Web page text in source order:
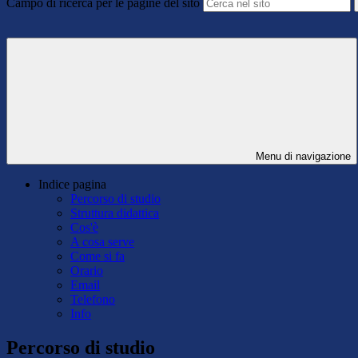
Campo di ricerca per le pagine del sito
Menu di navigazione
Indice pagina
Percorso di studio
Struttura didattica
Cos'è
A cosa serve
Come si fa
Orario
Email
Telefono
Info
Percorso di studio